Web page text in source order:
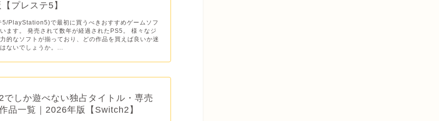
プレステ5】
5/PlayStation5)で最初に買うべきおすすめゲームソフ
ます。 発売されて数年が経過されたPS5。 様々なジ
的なソフトが揃っており、どの作品を買えば良いか迷
ないでしょうか。...
でしか遊べない独占タイトル・専売
品一覧｜2026年版【Switch2】